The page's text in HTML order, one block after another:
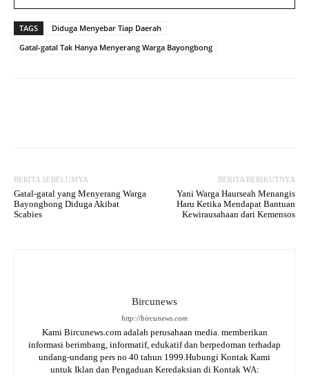
TAGS
Diduga Menyebar Tiap Daerah
Gatal-gatal Tak Hanya Menyerang Warga Bayongbong
BERITA SEBELUMYA
Gatal-gatal yang Menyerang Warga
Bayongbong Diduga Akibat
Scabies
BERITA BERIKUTNYA
Yani Warga Haurseah Menangis
Haru Ketika Mendapat Bantuan
Kewirausahaan dari Kemensos
Bircunews
http://bircunews.com
Kami Bircunews.com adalah perusahaan media. memberikan
informasi berimbang, informatif, edukatif dan berpedoman terhadap
undang-undang pers no 40 tahun 1999.Hubungi Kontak Kami
untuk Iklan dan Pengaduan Keredaksian di Kontak WA: